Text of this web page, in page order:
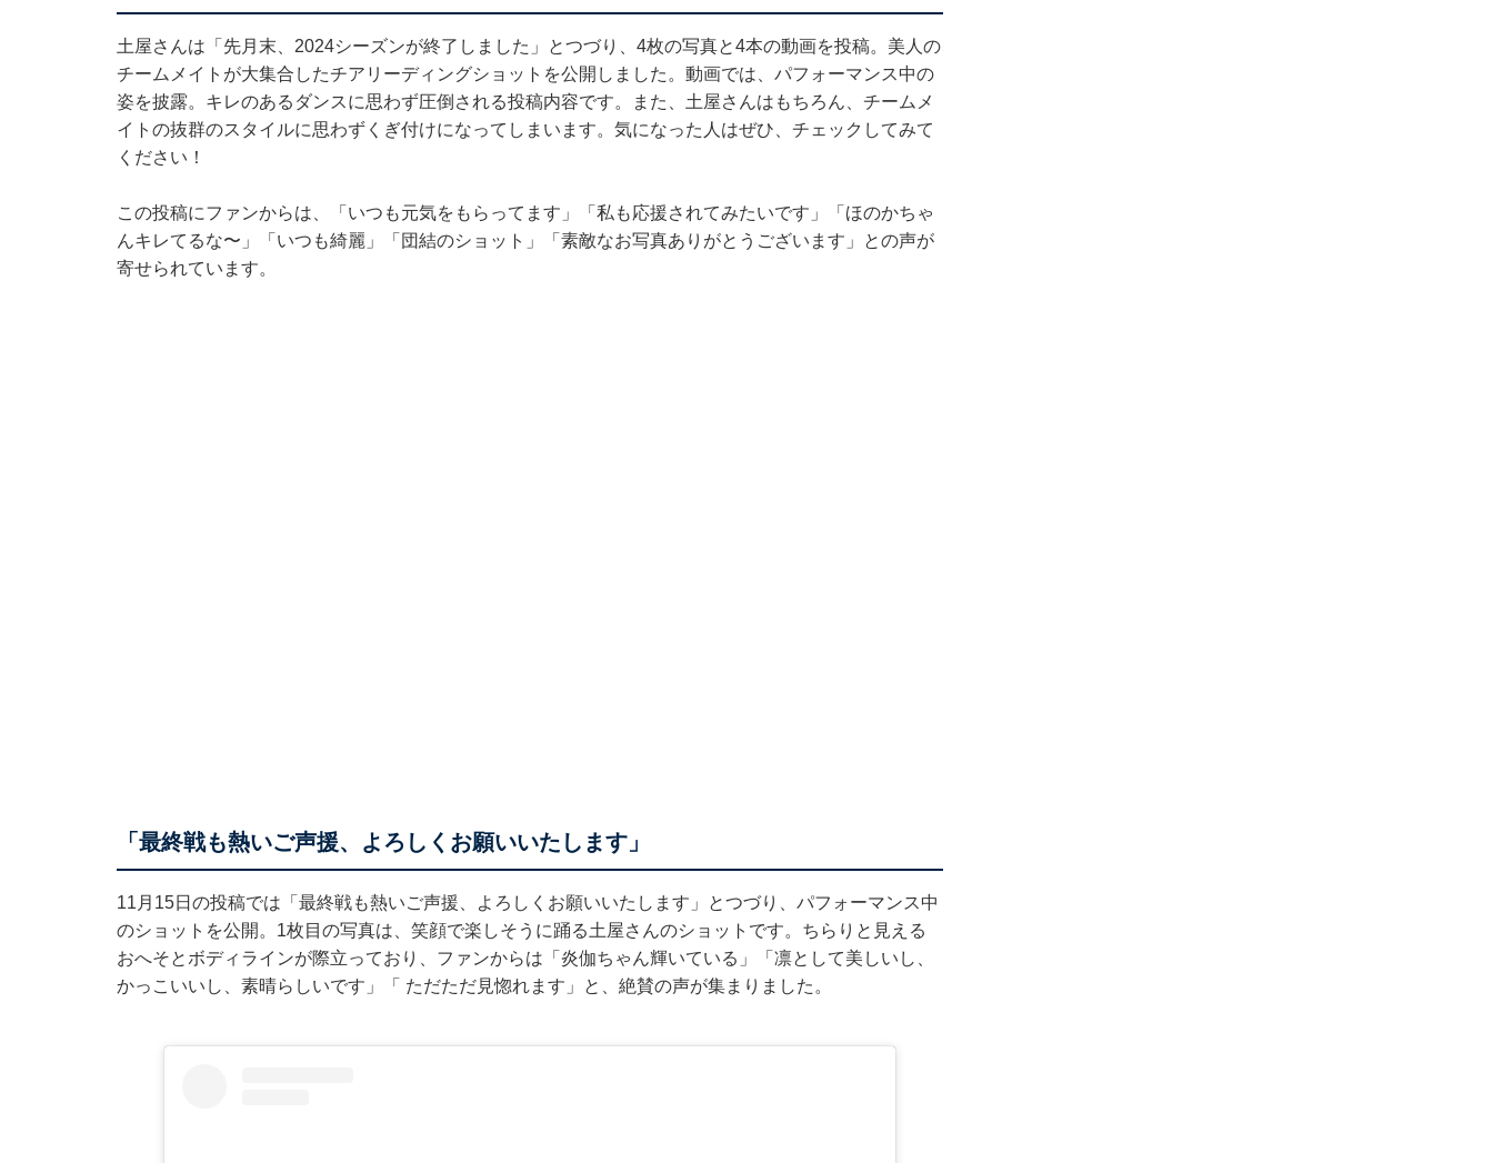
土屋さんは「先月末、2024シーズンが終了しました」とつづり、4枚の写真と4本の動画を投稿。美人の
チームメイトが大集合したチアリーディングショットを公開しました。動画では、パフォーマンス中の
姿を披露。キレのあるダンスに思わず圧倒される投稿内容です。また、土屋さんはもちろん、チームメ
イトの抜群のスタイルに思わずくぎ付けになってしまいます。気になった人はぜひ、チェックしてみて
ください！
この投稿にファンからは、「いつも元気をもらってます」「私も応援されてみたいです」「ほのかちゃ
んキレてるな〜」「いつも綺麗」「団結のショット」「素敵なお写真ありがとうございます」との声が
寄せられています。
「最終戦も熱いご声援、よろしくお願いいたします」
11月15日の投稿では「最終戦も熱いご声援、よろしくお願いいたします」とつづり、パフォーマンス中
のショットを公開。1枚目の写真は、笑顔で楽しそうに踊る土屋さんのショットです。ちらりと見える
おへそとボディラインが際立っており、ファンからは「炎伽ちゃん輝いている」「凛として美しいし、
かっこいいし、素晴らしいです」「 ただただ見惚れます」と、絶賛の声が集まりました。